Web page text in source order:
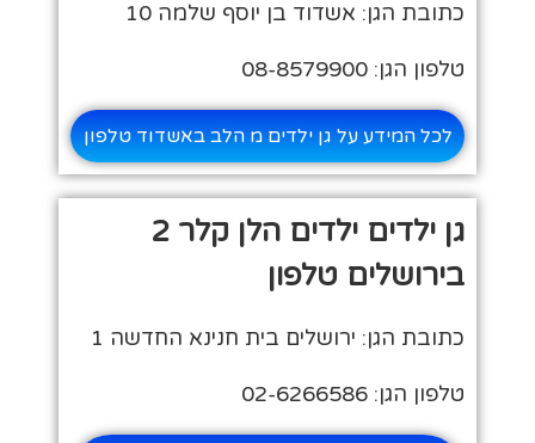
כתובת הגן: אשדוד בן יוסף שלמה 10
טלפון הגן: 08-8579900
לכל המידע על גן ילדים מ הלב באשדוד טלפון
גן ילדים ילדים הלן קלר 2
בירושלים טלפון
כתובת הגן: ירושלים בית חנינא החדשה 1
טלפון הגן: 02-6266586